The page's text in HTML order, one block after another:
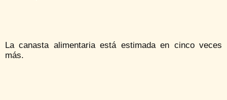
La canasta alimentaria está estimada en cinco veces
más.